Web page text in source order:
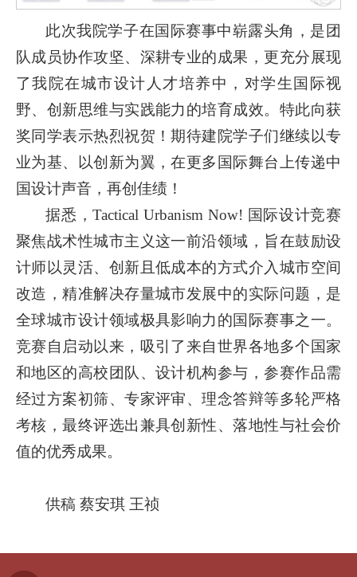
此次我院学子在国际赛事中崭露头角，是团
队成员协作攻坚、深耕专业的成果，更充分展现
了我院在城市设计人才培养中，对学生国际视
野、创新思维与实践能力的培育成效。特此向获
奖同学表示热烈祝贺！期待建院学子们继续以专
业为基、以创新为翼，在更多国际舞台上传递中
国设计声音，再创佳绩！
据悉，Tactical Urbanism Now! 国际设计竞赛
聚焦战术性城市主义这一前沿领域，旨在鼓励设
计师以灵活、创新且低成本的方式介入城市空间
改造，精准解决存量城市发展中的实际问题，是
全球城市设计领域极具影响力的国际赛事之一。
竞赛自启动以来，吸引了来自世界各地多个国家
和地区的高校团队、设计机构参与，参赛作品需
经过方案初筛、专家评审、理念答辩等多轮严格
考核，最终评选出兼具创新性、落地性与社会价
值的优秀成果。
供稿 蔡安琪 王祯